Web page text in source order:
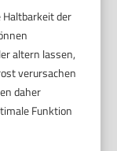
der
altern lassen,
verursachen
daher
Funktion